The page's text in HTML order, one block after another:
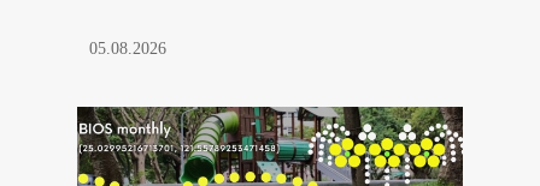
05.08.2026